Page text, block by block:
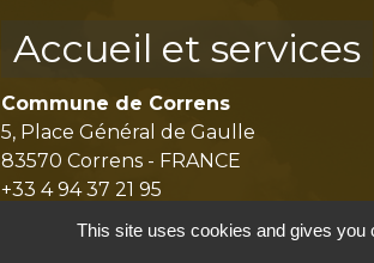
Accueil et services
Commune de Correns
5, Place Général de Gaulle
83570 Correns - FRANCE
+33 4 94 37 21 95
Contact par formulaire
This site uses cookies and gives